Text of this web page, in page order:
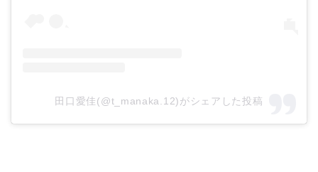
田口愛佳(@t_manaka.12)がシェアした投稿